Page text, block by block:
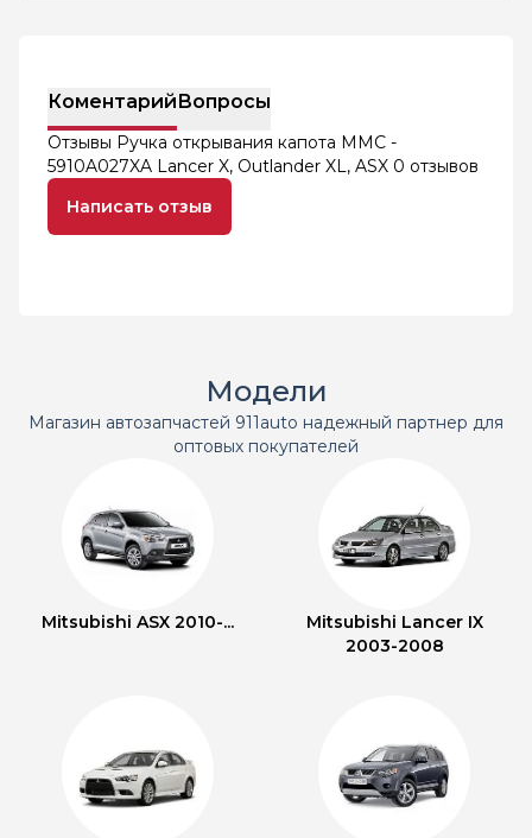
КоментарийВопросы
Отзывы Ручка открывания капота MMC -
5910A027XA Lancer X, Outlander XL, ASX 0 отзывов
Написать отзыв
Модели
Магазин автозапчастей 911auto надежный партнер для
оптовых покупателей
Mitsubishi ASX 2010-...
Mitsubishi Lancer IX
2003-2008